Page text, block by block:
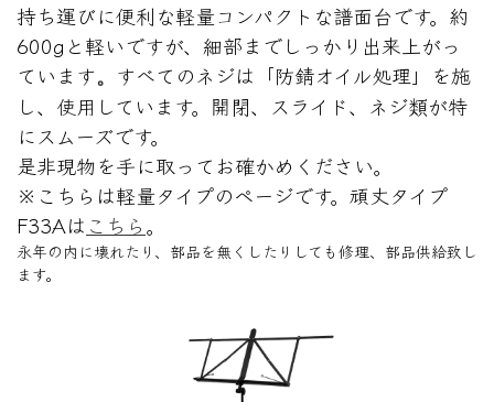
持ち運びに便利な軽量コンパクトな譜面台です。約
600gと軽いですが、細部までしっかり出来上がっ
ています。 すべてのネジは「防錆オイル処理」を施
し、使用しています。開閉、スライド、ネジ類が特
にスムーズです。
是非現物を手に取ってお確かめください。
※こちらは軽量タイプのページです。頑丈タイプ
F33Aは こちら。
永年の内に壊れたり、部品を無くしたりしても修理、部品供給致し
ます。